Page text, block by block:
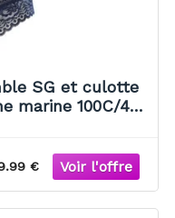
SG et culotte
marine 100C/42
€